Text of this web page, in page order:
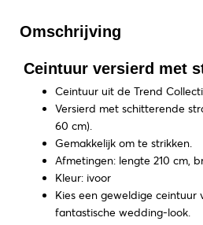
Omschrijving
Ceintuur versierd met
Ceintuur uit de Trend
Versierd met schitterende
60 cm).
Gemakkelijk om te strikken.
Afmetingen: lengte 210 cm,
Kleur: ivoor
Kies een geweldige ceintuur
fantastische wedding-look.